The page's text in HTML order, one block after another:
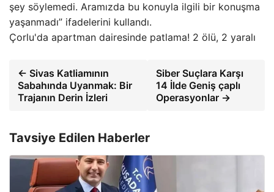
şey söylemedi. Aramızda bu konuyla ilgili bir konuşma
yaşanmadı” ifadelerini kullandı.
Çorlu'da apartman dairesinde patlama! 2 ölü, 2 yaralı
← Sivas Katliamının
Sabahında Uyanmak: Bir
Trajanın Derin İzleri
Siber Suçlara Karşı
14 İlde Geniş çaplı
Operasyonlar →
Tavsiye Edilen Haberler